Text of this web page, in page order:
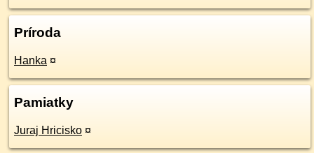
Príroda
Hanka ¤
Pamiatky
Juraj Hricisko ¤